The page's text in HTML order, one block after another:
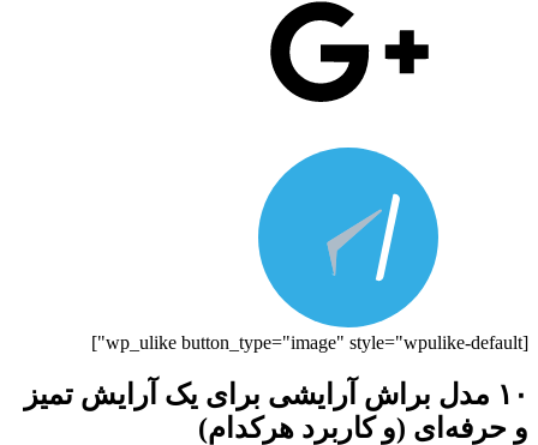
[wp_ulike button_type="image" style="wpulike-default"]
۱۰ مدل براش آرایشی برای یک آرایش تمیز
و حرفه‌ای (و کاربرد هرکدام)